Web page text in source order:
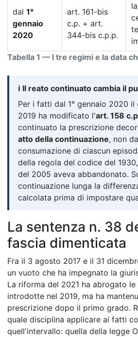
Tabella 1 — I tre regimi e la data
dal 1°
gennaio
2020
art. 161-bis
c.p. + art.
344-bis c.p.p.
ℹ️ Il reato continuato cambia il
Per i fatti dal 1° gennaio 2020
2019 ha modificato l'art. 158
continuato la prescrizione
atto della continuazione, non
consumazione di ciascun
della regola del codice del
del 2005 aveva abbandonato.
continuazione lunga la
calcolata prima di impostare
La sentenza n. 38
fascia dimenticata
Fra il 3 agosto 2017 e il 31
un vuoto che ha impegnato la
La riforma del 2021 ha abrogato
introdotte nel 2019, ma ha
prescrizione dopo il primo grado.
quale disciplina applicare ai fatti
quell'intervallo: quella della legge